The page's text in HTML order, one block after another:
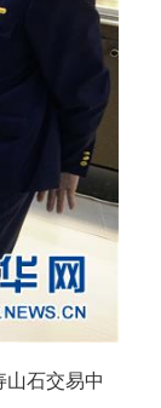
石交易中